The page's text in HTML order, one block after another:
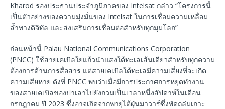
Kharod รองประธานประจำภูมิภาคของ Intelsat กล่าว “โครงการนี้
เป็นตัวอย่างของความมุ่งมั่นของ Intelsat ในการเชื่อมความเหลื่อม
ล้ำทางดิจิทัล และส่งเสริมการเชื่อมต่อสําหรับทุกมุมโลก”
ก่อนหน้านี้ Palau National Communications Corporation
(PNCC) ใช้สายเคเบิลใยแก้วนําแสงใต้ทะเลเส้นเดียวสําหรับทุกความ
ต้องการด้านการสื่อสาร แต่สายเคเบิลใต้ทะเลมีความเสี่ยงที่จะเกิด
ความเสียหาย ดังที่ PNCC พบว่าเมื่อมีการประกาศการหยุดทํางาน
ของสายเคเบิลของปาเลาไปยังกวมเป็นเวลาหนึ่งสัปดาห์ในเดือน
กรกฎาคม ปี 2023 ซึ่งอาจเกิดจากพายุไต้ฝุ่นมาวาร์ซึ่งพัดถล่มเกาะ